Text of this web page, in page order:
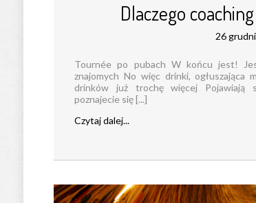
Dlaczego
26
Tournée po pubach W końcu jest!
znajomych No więc drinki, ogłuszająca
drinków już trochę więcej Pojawiają
poznajecie się [...]
Czytaj dalej...